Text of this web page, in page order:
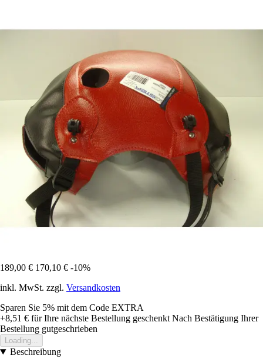
189,00 € 170,10 € -10%
inkl. MwSt. zzgl. Versandkosten
Sparen Sie 5% mit dem Code EXTRA
+8,51 € für Ihre nächste Bestellung geschenkt Nach Bestätigung Ihrer
Bestellung gutgeschrieben
Loading...
Beschreibung